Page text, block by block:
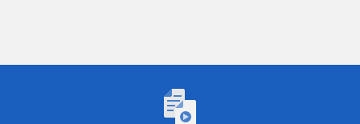
トーゴーの日シンポジウム2026「AIが研究